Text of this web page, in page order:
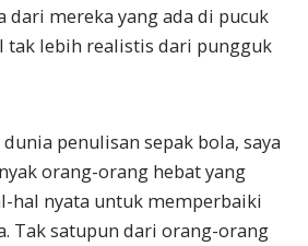
dari mereka yang ada di pucuk
tak lebih realistis dari pungguk
penulisan sepak bola, saya
orang-orang hebat yang
hal nyata untuk memperbaiki
Tak satupun dari orang-orang